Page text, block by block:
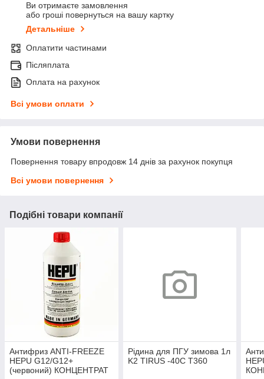
Ви отримаєте замовлення
або гроші повернуться на вашу картку
Детальніше
Оплатити частинами
Післяплата
Оплата на рахунок
Всі умови оплати
Умови повернення
Повернення товару впродовж 14 днів за рахунок покупця
Всі умови повернення
Подібні товари компанії
Антифриз ANTI-FREEZE
HEPU G12/G12+
(червоний) КОНЦЕНТРАТ
Рідина для ПГУ зимова 1л
K2 TIRUS -40C T360